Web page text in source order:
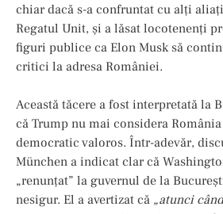
chiar dacă s-a confruntat cu alți
Regatul Unit, și a lăsat locotenenți
figuri publice ca Elon Musk să
critici la adresa României.
Această tăcere a fost interpretată la
că Trump nu mai considera
democratic valoros. Într-adevăr,
München a indicat clar că
„renunțat” la guvernul de la
nesigur. El a avertizat că „atunci